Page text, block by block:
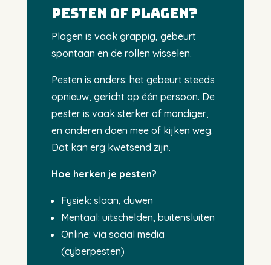
Pesten of plagen?
Plagen is vaak grappig, gebeurt
spontaan en de rollen wisselen.
Pesten is anders: het gebeurt steeds
opnieuw, gericht op één persoon. De
pester is vaak sterker of mondiger,
en anderen doen mee of kijken weg.
Dat kan erg kwetsend zijn.
Hoe herken je pesten?
Fysiek: slaan, duwen
Mentaal: uitschelden, buitensluiten
Online: via social media
(cyberpesten)